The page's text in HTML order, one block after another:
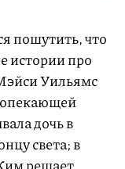
пошутить, что
истории про
Уильямс
дочь в
света; в